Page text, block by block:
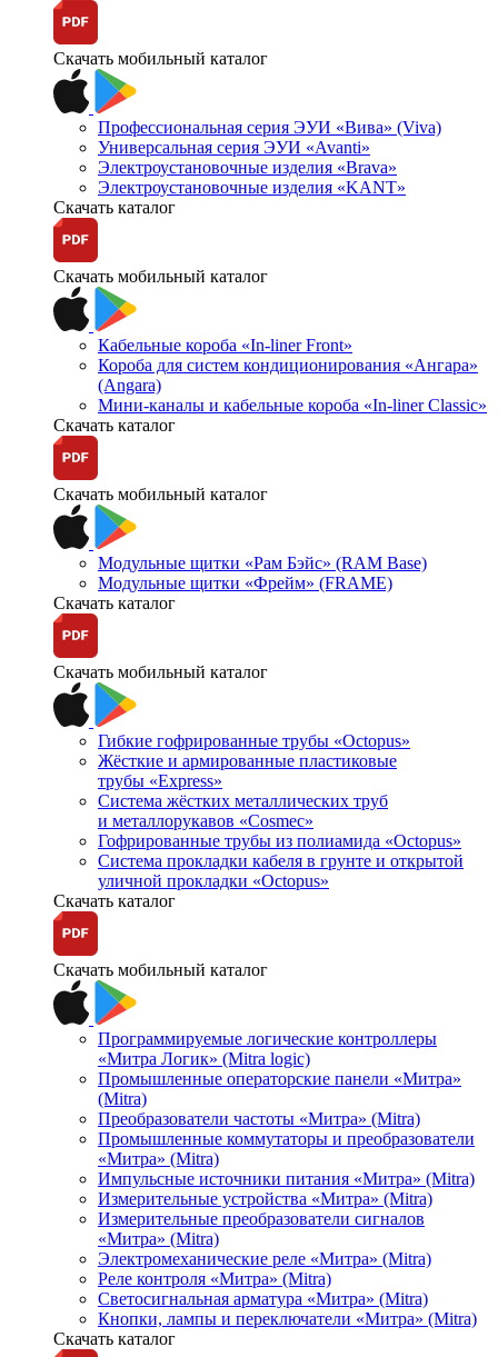
Скачать мобильный каталог
Профессиональная серия ЭУИ «Вива» (Viva)
Универсальная серия ЭУИ «Avanti»
Электроустановочные изделия «Brava»
Электроустановочные изделия «KANT»
Скачать каталог
Скачать мобильный каталог
Кабельные короба «In-liner Front»
Короба для систем кондиционирования «Ангара»
(Angara)
Мини-каналы и кабельные короба «In-liner Classic»
Скачать каталог
Скачать мобильный каталог
Модульные щитки «Рам Бэйс» (RAM Base)
Модульные щитки «Фрейм» (FRAME)
Скачать каталог
Скачать мобильный каталог
Гибкие гофрированные трубы «Octopus»
Жёсткие и армированные пластиковые
трубы «Express»
Система жёстких металлических труб
и металлорукавов «Cosmec»
Гофрированные трубы из полиамида «Octopus»
Система прокладки кабеля в грунте и открытой
уличной прокладки «Octopus»
Скачать каталог
Скачать мобильный каталог
Программируемые логические контроллеры
«Митра Логик» (Mitra logic)
Промышленные операторские панели «Митра»
(Mitra)
Преобразователи частоты «Митра» (Mitra)
Промышленные коммутаторы и преобразователи
«Митра» (Mitra)
Импульсные источники питания «Митра» (Mitra)
Измерительные устройства «Митра» (Mitra)
Измерительные преобразователи сигналов
«Митра» (Mitra)
Электромеханические реле «Митра» (Mitra)
Реле контроля «Митра» (Mitra)
Светосигнальная арматура «Митра» (Mitra)
Кнопки, лампы и переключатели «Митра» (Mitra)
Скачать каталог